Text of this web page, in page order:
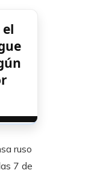
ruso
7 de